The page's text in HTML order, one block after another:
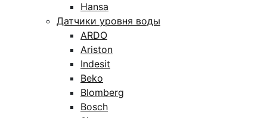
Hansa
Датчики уровня воды
ARDO
Ariston
Indesit
Beko
Blomberg
Bosch